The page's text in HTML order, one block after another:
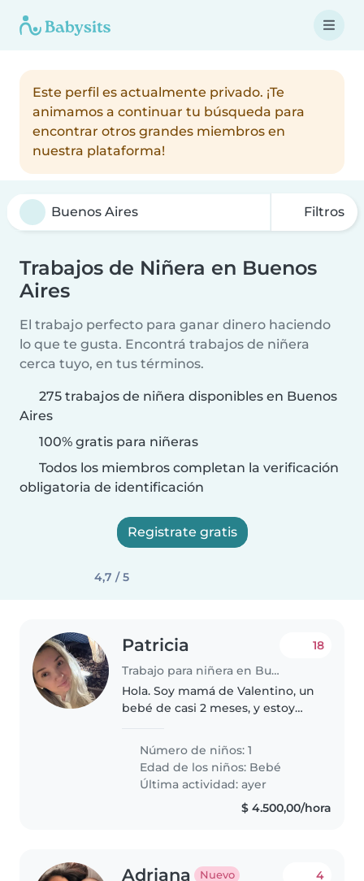
Este perfil es actualmente privado. ¡Te
animamos a continuar tu búsqueda para
encontrar otros grandes miembros en
nuestra plataforma!
Filtros
Trabajos de Niñera en Buenos
Aires
El trabajo perfecto para ganar dinero haciendo
lo que te gusta. Encontrá trabajos de niñera
cerca tuyo, en tus términos.
275 trabajos de niñera disponibles en Buenos
Aires
100% gratis para niñeras
Todos los miembros completan la verificación
obligatoria de identificación
Registrate gratis
4,7 / 5
Patricia
Trabajo para niñera en Buenos Aires
18
Hola. Soy mamá de Valentino, un
bebé de casi 2 meses, y estoy
responsable, cariñosa y con
experiencia en el cuidado de
bebés. Busco una persona
paciente, atenta..
Número de niños: 1
Edad de los niños: Bebé
Última actividad: ayer
$ 4.500,00/hora
Adriana Nuevo 4